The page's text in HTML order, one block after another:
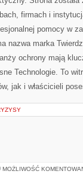
firmach i
pomocy w
nazwa marka
ochrony mają
Technologie. To
jak i właścicieli
MOŻLIWOŚĆ